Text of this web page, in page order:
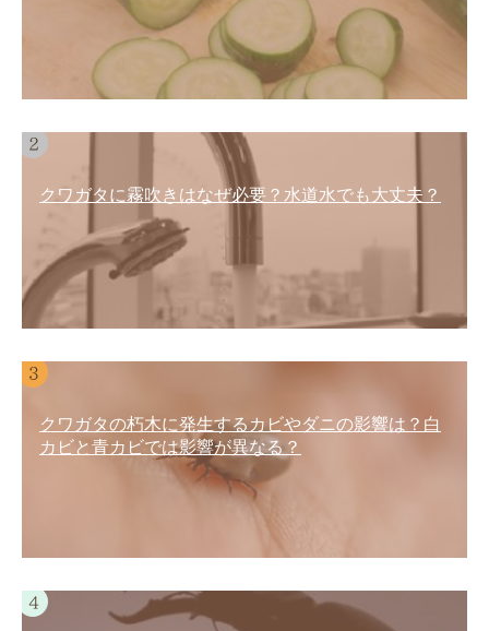
クワガタに霧吹きはなぜ必要？水道水でも大丈夫？
クワガタの朽木に発生するカビやダニの影響は？白
カビと青カビでは影響が異なる？